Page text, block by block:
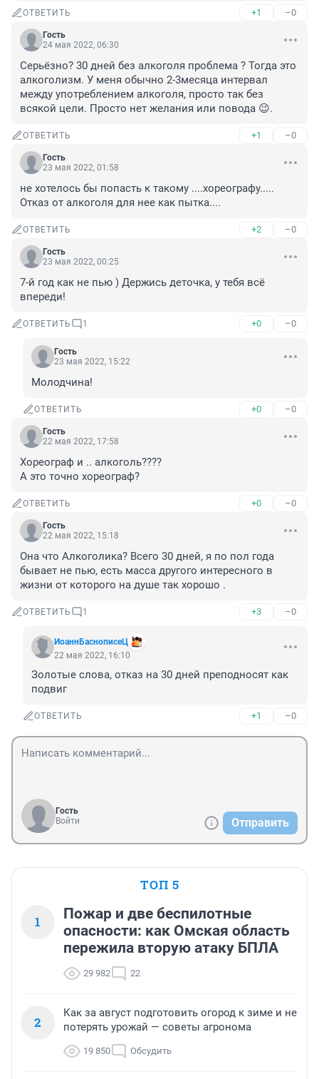
ОТВЕТИТЬ +1 –0
Гость
24 мая 2022, 06:30
Серьёзно? 30 дней без алкоголя проблема ? Тогда это
алкоголизм. У меня обычно 2-3месяца интервал
между употреблением алкоголя, просто так без
всякой цели. Просто нет желания или повода 😉.
ОТВЕТИТЬ +1 –0
Гость
23 мая 2022, 01:58
не хотелось бы попасть к такому ....хореографу.....
Отказ от алкоголя для нее как пытка....
ОТВЕТИТЬ +2 –0
Гость
23 мая 2022, 00:25
7-й год как не пью ) Держись деточка, у тебя всё
впереди!
ОТВЕТИТЬ 1 +0 –0
Гость
23 мая 2022, 15:22
Молодчина!
ОТВЕТИТЬ +0 –0
Гость
22 мая 2022, 17:58
Хореограф и .. алкоголь????
А это точно хореограф?
ОТВЕТИТЬ +0 –0
Гость
22 мая 2022, 15:18
Она что Алкоголика? Всего 30 дней, я по пол года
бывает не пью, есть масса другого интересного в
жизни от которого на душе так хорошо .
ОТВЕТИТЬ 1 +3 –0
ИоаннБаснописеЦ
22 мая 2022, 16:10
Золотые слова, отказ на 30 дней преподносят как
подвиг
ОТВЕТИТЬ +1 –0
Гость
Войти
Отправить
ТОП 5
1
Пожар и две беспилотные
опасности: как Омская область
пережила вторую атаку БПЛА
29 982 22
2
Как за август подготовить огород к зиме и не
потерять урожай — советы агронома
19 850 Обсудить